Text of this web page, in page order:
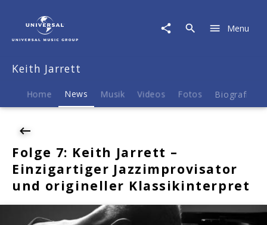
News
Folge
Jarrett
Einzigartiger
und
origineller
Klassikinterpret
Menu
Keith Jarrett
Home News Musik Videos Fotos Biografie
Folge 7: Keith Jarrett –
Einzigartiger Jazzimprovisator
und origineller Klassikinterpret